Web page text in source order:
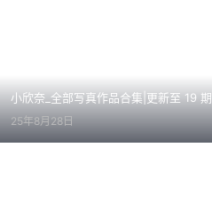
小欣奈_全部写真作品合集|更新至 19 期
25年8月28日